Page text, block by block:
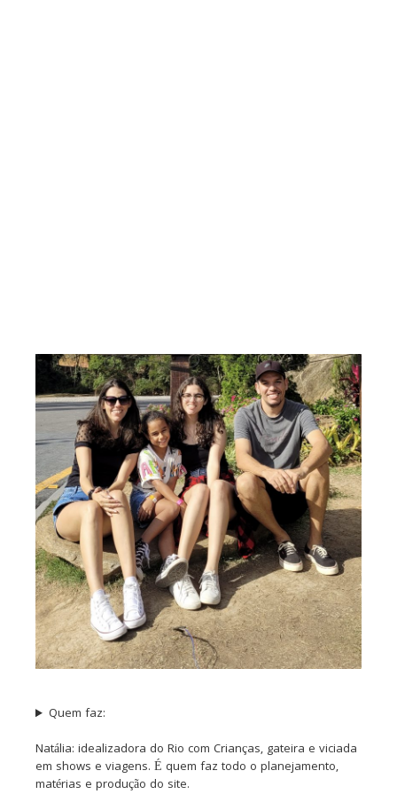
Quem faz:
Natália: idealizadora do Rio com Crianças, gateira e viciada
em shows e viagens. É quem faz todo o planejamento,
matérias e produção do site.